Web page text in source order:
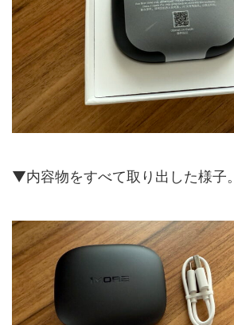
▼内容物をすべて取り出した様子。